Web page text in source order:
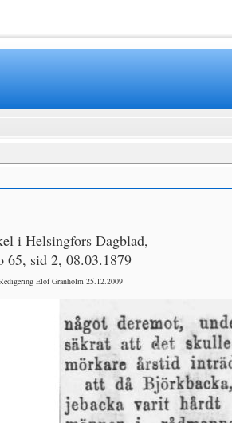
i Helsingfors Dagblad,
65, sid 2, 08.03.1879
Elof Granholm 25.12.2009